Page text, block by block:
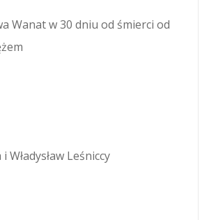
Wanat w 30 dniu od śmierci od
Władysław Leśniccy